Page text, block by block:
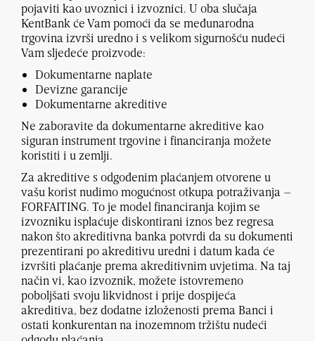
pojaviti kao uvoznici i izvoznici. U oba slučaja
KentBank će Vam pomoći da se međunarodna
trgovina izvrši uredno i s velikom sigurnošću nudeći
Vam sljedeće proizvode:
Dokumentarne naplate
Devizne garancije
Dokumentarne akreditive
Ne zaboravite da dokumentarne akreditive kao
siguran instrument trgovine i financiranja možete
koristiti i u zemlji.
Za akreditive s odgođenim plaćanjem otvorene u
vašu korist nudimo mogućnost otkupa potraživanja –
FORFAITING. To je model financiranja kojim se
izvozniku isplaćuje diskontirani iznos bez regresa
nakon što akreditivna banka potvrdi da su dokumenti
prezentirani po akreditivu uredni i datum kada će
izvršiti plaćanje prema akreditivnim uvjetima. Na taj
način vi, kao izvoznik, možete istovremeno
poboljšati svoju likvidnost i prije dospijeća
akreditiva, bez dodatne izloženosti prema Banci i
ostati konkurentan na inozemnom tržištu nudeći